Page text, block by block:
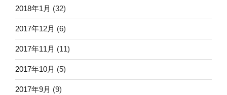
2018年1月 (32)
2017年12月 (6)
2017年11月 (11)
2017年10月 (5)
2017年9月 (9)